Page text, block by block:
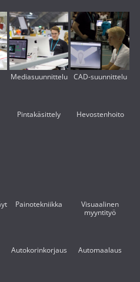
Mediasuunnittelu CAD-suunnittelu
Pintakäsittely Hevostenhoito
Painotekniikka
Visuaalinen
myyntityö
Autokorinkorjaus Automaalaus